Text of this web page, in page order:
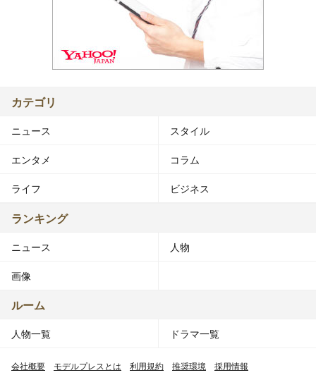
カテゴリ
ニュース スタイル
エンタメ コラム
ライフ ビジネス
ランキング
ニュース 人物
画像
ルーム
人物一覧 ドラマ一覧
会社概要 モデルプレスとは 利用規約 推奨環境 採用情報